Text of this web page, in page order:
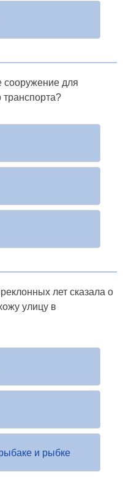
сооружение для
лет сказала о
улицу в
и рыбке